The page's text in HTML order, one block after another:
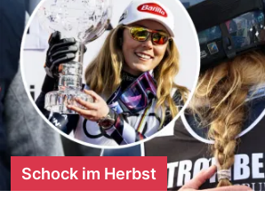
Schock im Herbst